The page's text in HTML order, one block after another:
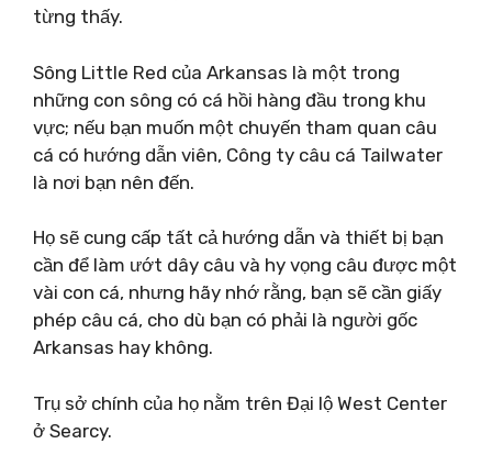
từng thấy.
Sông Little Red của Arkansas là một trong
những con sông có cá hồi hàng đầu trong khu
vực; nếu bạn muốn một chuyến tham quan câu
cá có hướng dẫn viên, Công ty câu cá Tailwater
là nơi bạn nên đến.
Họ sẽ cung cấp tất cả hướng dẫn và thiết bị bạn
cần để làm ướt dây câu và hy vọng câu được một
vài con cá, nhưng hãy nhớ rằng, bạn sẽ cần giấy
phép câu cá, cho dù bạn có phải là người gốc
Arkansas hay không.
Trụ sở chính của họ nằm trên Đại lộ West Center
ở Searcy.